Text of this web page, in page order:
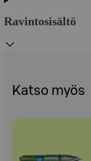
Ravintosisältö
Katso myös